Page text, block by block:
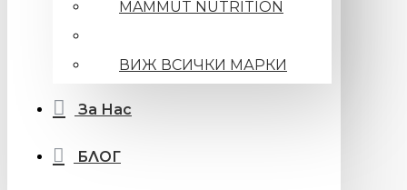
MAMMUT NUTRITION
ВИЖ ВСИЧКИ МАРКИ
За Нас
БЛОГ